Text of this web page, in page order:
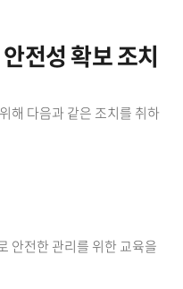
전성 확보 조치
해 다음과 같은 조치를 취하
안전한 관리를 위한 교육을